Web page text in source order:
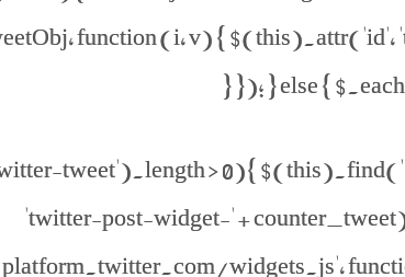
function (i, v) { $(this).attr('id',
}); } else {
tweet').length > 0){
'twitter-post-widget-' +
widgets.js', function